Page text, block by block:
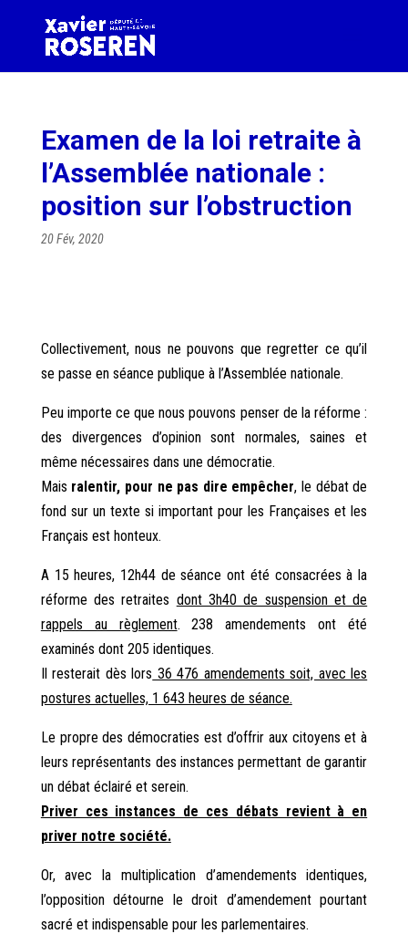
Examen de la loi retraite à
l’Assemblée nationale :
position sur l’obstruction
20 Fév, 2020
Collectivement, nous ne pouvons que regretter ce qu’il
se passe en séance publique à l’Assemblée nationale.
Peu importe ce que nous pouvons penser de la réforme :
des divergences d’opinion sont normales, saines et
même nécessaires dans une démocratie.
Mais ralentir, pour ne pas dire empêcher, le débat de
fond sur un texte si important pour les Françaises et les
Français est honteux.
A 15 heures, 12h44 de séance ont été consacrées à la
réforme des retraites dont 3h40 de suspension et de
rappels au règlement. 238 amendements ont été
examinés dont 205 identiques.
Il resterait dès lors 36 476 amendements soit, avec les
postures actuelles, 1 643 heures de séance.
Le propre des démocraties est d’offrir aux citoyens et à
leurs représentants des instances permettant de garantir
un débat éclairé et serein.
Priver ces instances de ces débats revient à en
priver notre société.
Or, avec la multiplication d’amendements identiques,
l’opposition détourne le droit d’amendement pourtant
sacré et indispensable pour les parlementaires.